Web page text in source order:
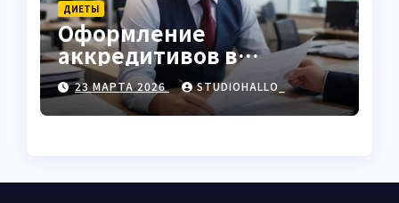
ДИЕТЫ
Оформление
аккредитивов в
международной
торговле
23 МАРТА 2026 STUDIOHALLO_